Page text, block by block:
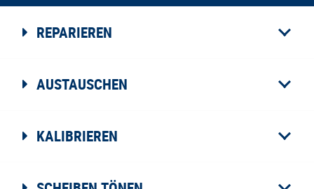
REPARIEREN
AUSTAUSCHEN
KALIBRIEREN